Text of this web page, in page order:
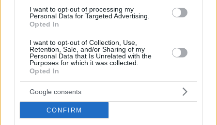
I want to opt-out of processing my
Personal Data for Targeted Advertising.
Opted In
I want to opt-out of Collection, Use,
Retention, Sale, and/or Sharing of my
Personal Data that Is Unrelated with the
Purposes for which it was collected.
Opted In
Google consents
CONFIRM
lett leválasztott háló, gardrób és teljes értékű
konyha
Mindössze 26 négyzetméteren kellett kialakítani egy
fiatal férfi számára olyan otthont, amelyben...